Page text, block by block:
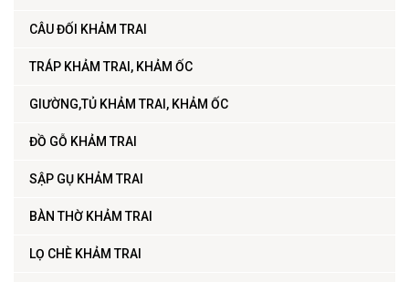
CÂU ĐỐI KHẢM TRAI
TRÁP KHẢM TRAI, KHẢM ỐC
GIƯỜNG,TỦ KHẢM TRAI, KHẢM ỐC
ĐỒ GỖ KHẢM TRAI
SẬP GỤ KHẢM TRAI
BÀN THỜ KHẢM TRAI
LỌ CHÈ KHẢM TRAI